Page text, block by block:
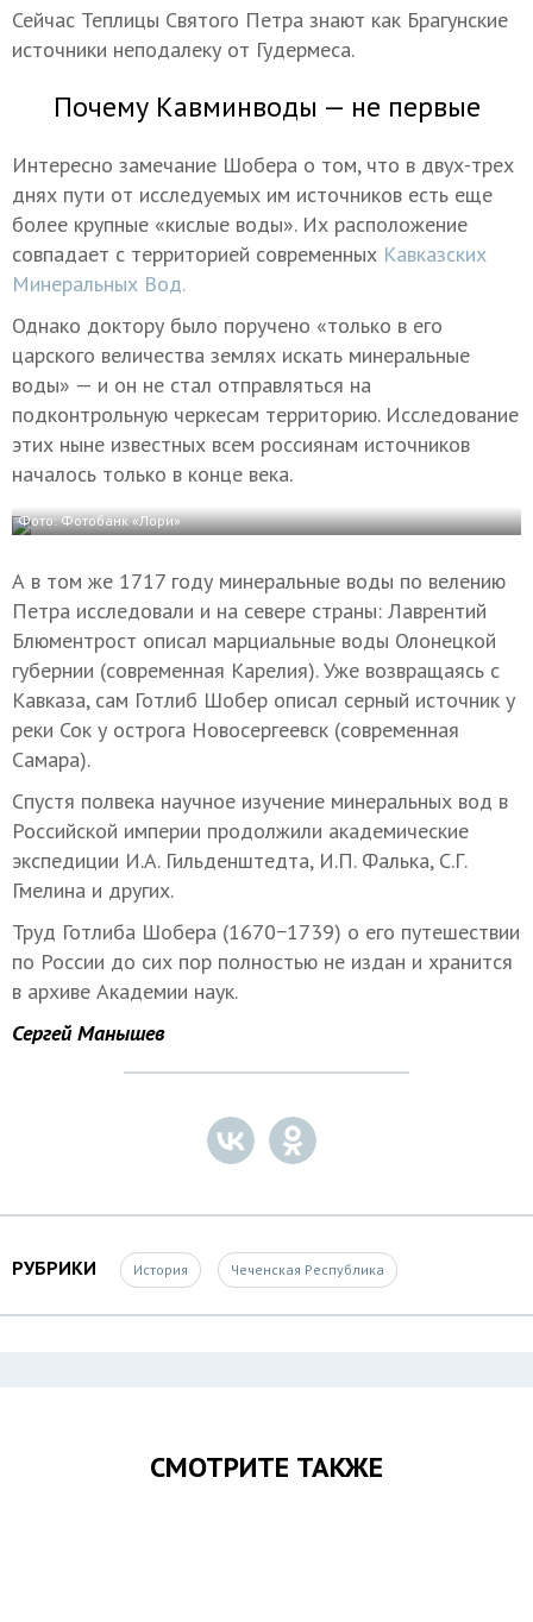
Сейчас Теплицы Святого Петра знают как Брагунские
источники неподалеку от Гудермеса.
Почему Кавминводы — не первые
Интересно замечание Шобера о том, что в двух-трех
днях пути от исследуемых им источников есть еще
более крупные «кислые воды». Их расположение
совпадает с территорией современных Кавказских
Минеральных Вод.
Однако доктору было поручено «только в его
царского величества землях искать минеральные
воды» — и он не стал отправляться на
подконтрольную черкесам территорию. Исследование
этих ныне известных всем россиянам источников
началось только в конце века.
Фото: Фотобанк «Лори»
А в том же 1717 году минеральные воды по велению
Петра исследовали и на севере страны: Лаврентий
Блюментрост описал марциальные воды Олонецкой
губернии (современная Карелия). Уже возвращаясь с
Кавказа, сам Готлиб Шобер описал серный источник у
реки Сок у острога Новосергеевск (современная
Самара).
Спустя полвека научное изучение минеральных вод в
Российской империи продолжили академические
экспедиции И.А. Гильденштедта, И.П. Фалька, С.Г.
Гмелина и других.
Труд Готлиба Шобера (1670−1739) о его путешествии
по России до сих пор полностью не издан и хранится
в архиве Академии наук.
Сергей Манышев
РУБРИКИ История Чеченская Республика
СМОТРИТЕ ТАКЖЕ